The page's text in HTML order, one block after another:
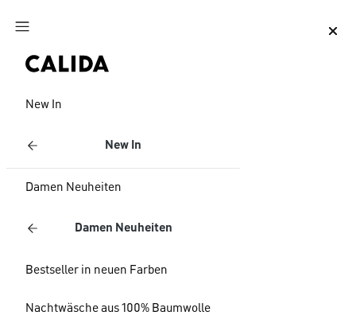
Zum Hauptinhalt springen
New In
New In
Damen Neuheiten
Damen Neuheiten
Bestseller in neuen Farben
Nachtwäsche aus 100% Baumwolle